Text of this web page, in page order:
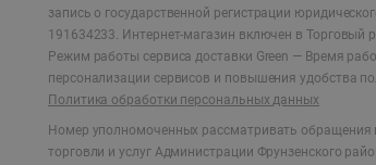
запись о государственной регистрации
191634233. Интернет-магазин включен в Торговый
Режим работы сервиса доставки Green — Время
персонализации сервисов и повышения удобства
Политика обработки персональных данных
Номер уполномоченных рассматривать обращения
торговли и услуг Администрации Фрунзенского